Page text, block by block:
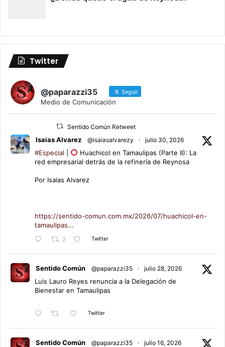
Twitter
@paparazzi35 Seguir
Medio de Comunicación
Sentido Común Retweet
Isaias Alvarez @isaiasalvarezy · julio 30, 2026
#Especial
Huachicol en Tamaulipas (Parte II): La
red empresarial detrás de la refinería de Reynosa
Por Isaias Alvarez
https://sentido-comun.com.mx/2026/07/huachicol-en-
tamaulipas...
2 Twitter
Sentido Común @paparazzi35 · julio 28, 2026
Luis Lauro Reyes renuncia a la Delegación de
Bienestar en Tamaulipas
Twitter
Sentido Común @paparazzi35 · julio 16, 2026